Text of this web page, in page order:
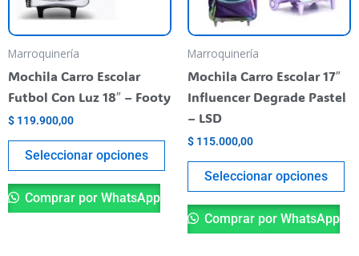
Marroquinería
Mochila Carro Escolar
Futbol Con Luz 18″ – Footy
$ 119.900,00
Seleccionar opciones
opciones
se
pueden
elegir
en
página
producto
Comprar por WhatsApp
Marroquinería
Mochila Carro Escolar 17″
Influencer Degrade Pastel
– LSD
$ 115.000,00
Seleccionar opciones
se
en
Comprar por WhatsApp